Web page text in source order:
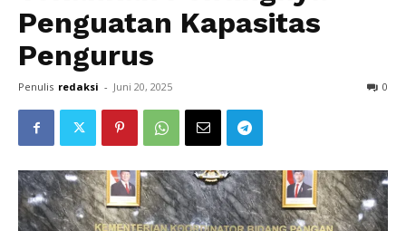
Penguatan Kapasitas
Pengurus
Penulis redaksi - Juni 20, 2025 0